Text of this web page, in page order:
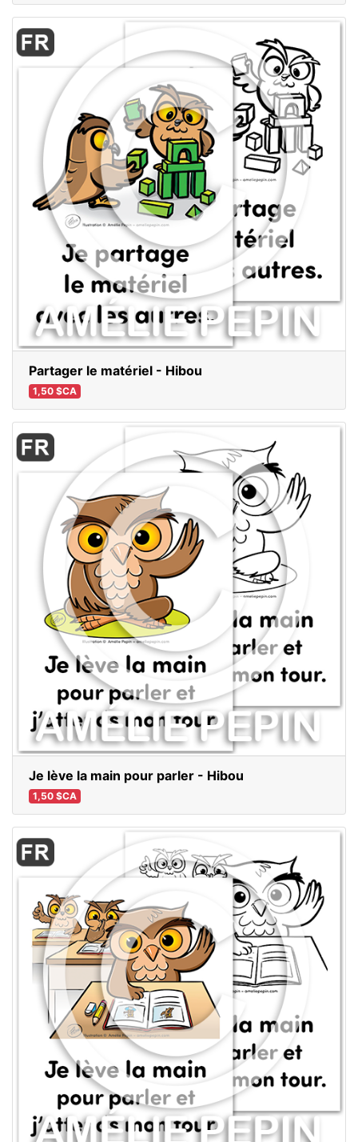
Partager le matériel - Hibou
1,50 $CA
Je lève la main pour parler - Hibou
1,50 $CA